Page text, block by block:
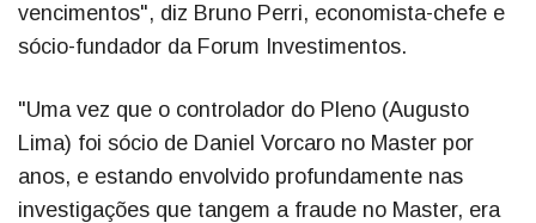
vencimentos", diz Bruno Perri, economista-chefe e
sócio-fundador da Forum Investimentos.
"Uma vez que o controlador do Pleno (Augusto
Lima) foi sócio de Daniel Vorcaro no Master por
anos, e estando envolvido profundamente nas
investigações que tangem a fraude no Master, era